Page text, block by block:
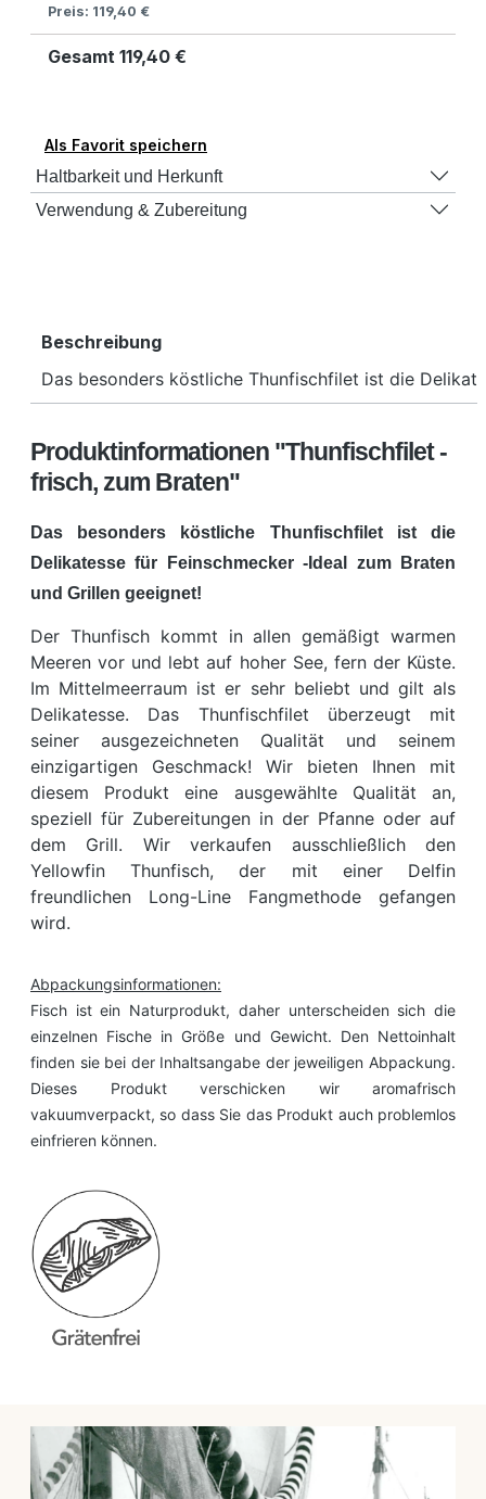
Preis: 119,40 €
Gesamt 119,40 €
Als Favorit speichern
Haltbarkeit und Herkunft
Verwendung & Zubereitung
Beschreibung
Das besonders köstliche Thunfischfilet ist die
Produktinformationen "Thunfischfilet -
frisch, zum Braten"
Das besonders köstliche Thunfischfilet ist die
Delikatesse für Feinschmecker -Ideal zum Braten
und Grillen geeignet!
Der Thunfisch kommt in allen gemäßigt warmen
Meeren vor und lebt auf hoher See, fern der Küste.
Im Mittelmeerraum ist er sehr beliebt und gilt als
Delikatesse. Das Thunfischfilet überzeugt mit
seiner ausgezeichneten Qualität und seinem
einzigartigen Geschmack! Wir bieten Ihnen mit
diesem Produkt eine ausgewählte Qualität an,
speziell für Zubereitungen in der Pfanne oder auf
dem Grill. Wir verkaufen ausschließlich den
Yellowfin Thunfisch, der mit einer Delfin
freundlichen Long-Line Fangmethode gefangen
wird.
Abpackungsinformationen:
Fisch ist ein Naturprodukt, daher unterscheiden sich die
einzelnen Fische in Größe und Gewicht. Den Nettoinhalt
finden sie bei der Inhaltsangabe der jeweiligen Abpackung.
Dieses Produkt verschicken wir aromafrisch
vakuumverpackt, so dass Sie das Produkt auch problemlos
einfrieren können.